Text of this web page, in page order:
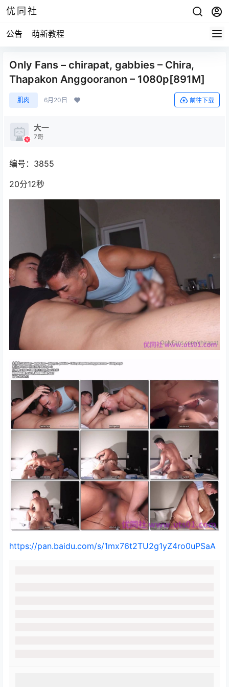
优同社
公告 萌新教程
Only Fans – chirapat, gabbies – Chira,
Thapakon Anggooranon – 1080p[891M]
肌肉 6月20日 前往下载
大一
7哥
编号：3855
20分12秒
https://pan.baidu.com/s/1mx76t2TU2g1yZ4ro0uPSaA